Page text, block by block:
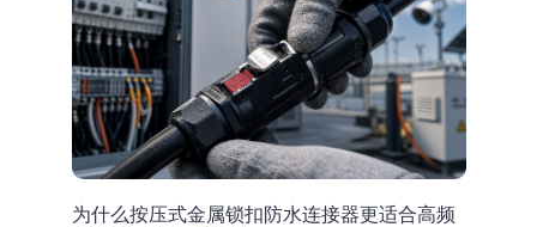
为什么按压式金属锁扣防水连接器更适合高频